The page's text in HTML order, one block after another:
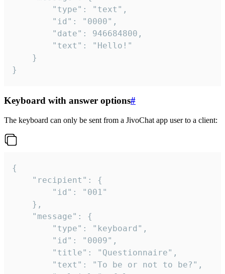
}
Keyboard with answer options#
The keyboard can only be sent from a JivoChat app user to a client:
{